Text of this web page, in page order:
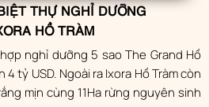
THỰ NGHỈ DƯỠNG
HỒ TRÀM
nghỉ dưỡng 5 sao The Grand Hồ
tỷ USD. Ngoài ra Ixora Hồ Tràm còn
mịn cùng 11Ha rừng nguyên sinh